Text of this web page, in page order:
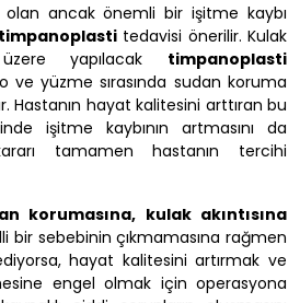
olan ancak önemli bir işitme kaybı
timpanoplastitedavisi önerilir. Kulak
yapılacak timpanoplasti
ve yüzme sırasında sudan koruma
Hastanın hayat kalitesini arttıran bu
işitme kaybının artmasını da
tamamen hastanın tercihi
korumasına, kulak akıntısına
bir sebebinin çıkmamasına rağmen
hayat kalitesini artırmak ve
engel olmak için operasyona